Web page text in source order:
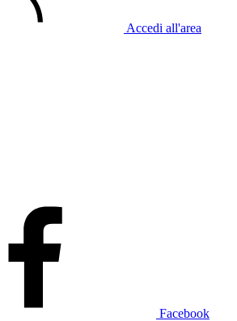
Accedi all'area
Facebook